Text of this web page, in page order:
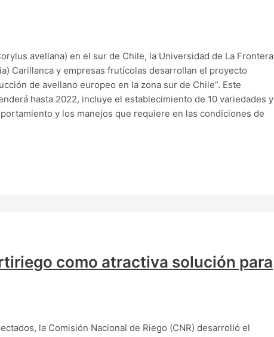
avellana) en el sur de Chile, la Universidad de La Frontera
Carillanca y empresas frutícolas desarrollan el proyecto
de avellano europeo en la zona sur de Chile”. Este
hasta 2022, incluye el establecimiento de 10 variedades y
y los manejos que requiere en las condiciones de
como atractiva solución para
la Comisión Nacional de Riego (CNR) desarrolló el